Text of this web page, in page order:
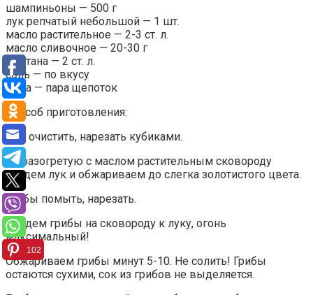
шампиньоны — 500 г
лук репчатый небольшой — 1 шт.
масло растительное — 2-3 ст. л.
масло сливочное — 20-30 г
сметана — 2 ст. л.
соль — по вкусу
мука — пара щепоток
Способ приготовления:
Лук очистить, нарезать кубиками.
На разогретую с маслом растительным сковороду
кладем лук и обжариваем до слегка золотистого цвета.
Грибы помыть, нарезать.
Кладем грибы на сковороду к луку, огонь
максимальный!
Обжариваем грибы минут 5-10. Не солить! Грибы
остаются сухими, сок из грибов не выделяется.
102